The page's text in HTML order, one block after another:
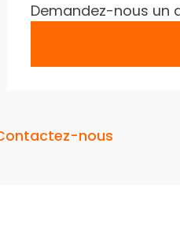
Demandez-nous un
nous